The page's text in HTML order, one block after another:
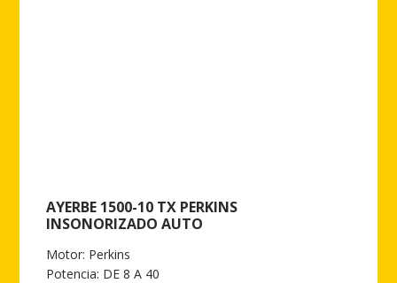
AYERBE 1500-10 TX PERKINS
INSONORIZADO AUTO
Motor: Perkins
Potencia: DE 8 A 40